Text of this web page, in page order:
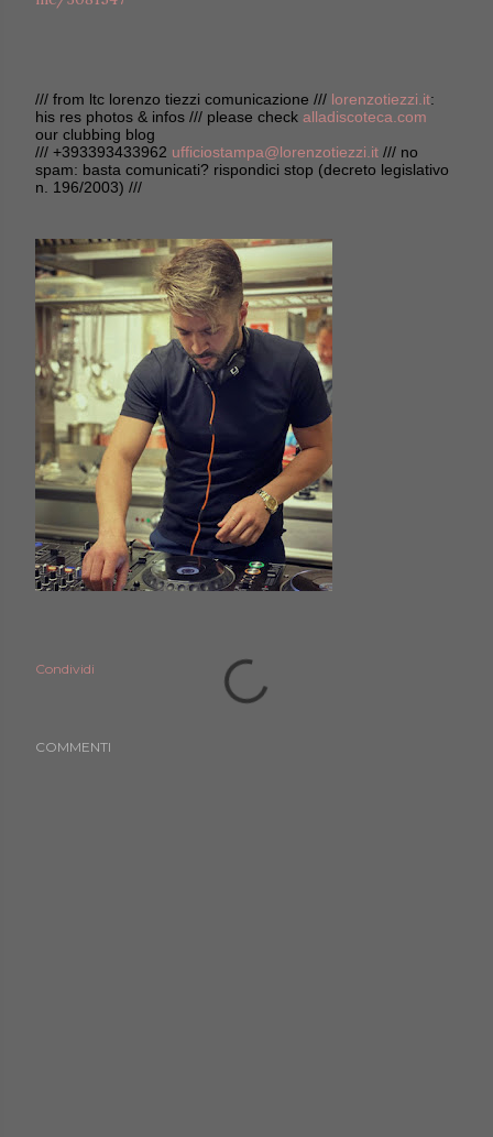
/// from ltc lorenzo tiezzi comunicazione /// lorenzotiezzi.it:
his res photos & infos /// please check alladiscoteca.com
our clubbing blog
/// +393393433962 ufficiostampa@lorenzotiezzi.it /// no
spam: basta comunicati? rispondici stop (decreto legislativo
n. 196/2003) ///
Condividi
COMMENTI